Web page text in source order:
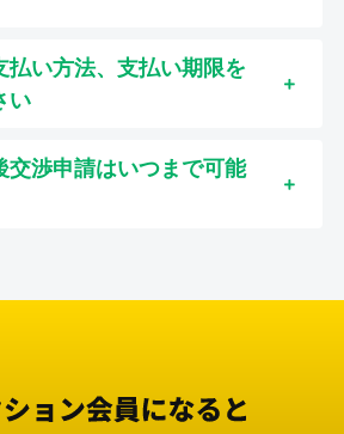
払い方法、支払い期限を
い
交渉申請はいつまで可能